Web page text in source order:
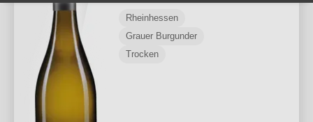
Rheinhessen
Grauer Burgunder
Trocken